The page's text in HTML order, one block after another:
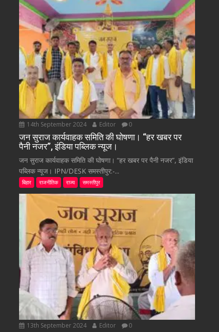
14th September 2024 Editor 0
जन सुराज कार्यवाहक समिति की घोषणा। “हर खबर पर
पैनी नजर”, इंडिया पब्लिक न्यूज।
जन सुराज कार्यवाहक समिति की घोषणा। “हर खबर पर पैनी नजर”, इंडिया
पब्लिक न्यूज। IPN/DESK समस्तीपुर:-...
बिहार राजनीतिक राज्य समस्तीपुर
13th September 2024 Editor 0